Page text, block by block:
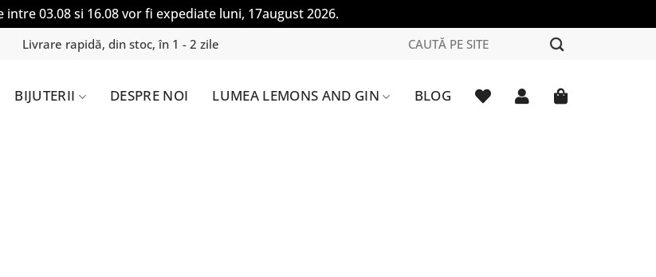
intre 03.08 si 16.08 vor fi expediate luni, 17august 2026.
Livrare rapidă, din stoc, în 1 - 2 zile
Caută
după:
BIJUTERII DESPRE NOI LUMEA LEMONS AND GIN BLOG